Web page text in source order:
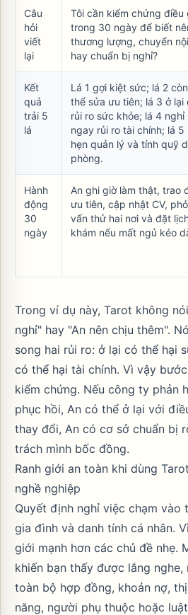
Câu
hỏi
viết
lại
Tôi cần kiểm chứng điều
trong 30 ngày để biết
thương lượng, chuyển
hay chuẩn bị nghỉ?
Kết
quả
trải 5
lá
Lá 1 gợi kiệt sức; lá 2
thể sửa ưu tiên; lá 3 ở lại
rủi ro sức khỏe; lá 4 nghỉ
ngay rủi ro tài chính; lá 5
hẹn quản lý và tính quỹ
phòng.
Hành
động
30
ngày
An ghi giờ làm thật, trao
ưu tiên, cập nhật CV,
vấn thử hai nơi và đặt
khám nếu mất ngủ kéo
Trong ví dụ này, Tarot không
nghỉ" hay "An nên chịu thêm".
song hai rủi ro: ở lại có thể hại
có thể hại tài chính. Vì vậy
kiểm chứng. Nếu công ty phản
phục hồi, An có thể ở lại với
thay đổi, An có cơ sở chuẩn bị
trách mình bốc đồng.
Ranh giới an toàn khi dùng
nghề nghiệp
Quyết định nghỉ việc chạm vào
gia đình và danh tính cá nhân.
giới mạnh hơn các chủ đề nhẹ.
khiến bạn thấy được lắng
toàn bộ hợp đồng, khoản nợ,
năng, người phụ thuộc hoặc